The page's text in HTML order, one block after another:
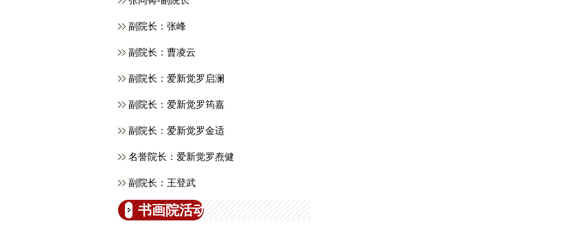
副院长：张峰
副院长：曹凌云
副院长：爱新觉罗启澜
副院长：爱新觉罗筠嘉
副院长：爱新觉罗金适
名誉院长：爱新觉罗焘健
副院长：王登武
书画院活动